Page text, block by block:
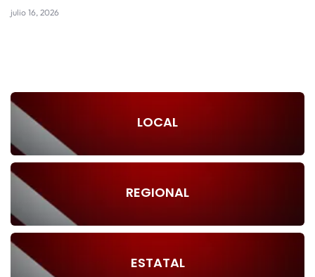
julio 16, 2026
LOCAL
REGIONAL
ESTATAL